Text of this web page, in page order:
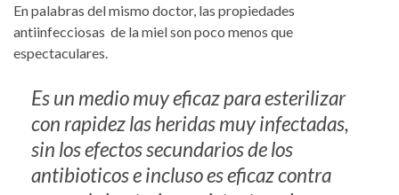
En palabras del mismo doctor, las propiedades
antiinfecciosas de la miel son poco menos que
espectaculares.
Es un medio muy eficaz para esterilizar
con rapidez las heridas muy infectadas,
sin los efectos secundarios de los
antibioticos e incluso es eficaz contra